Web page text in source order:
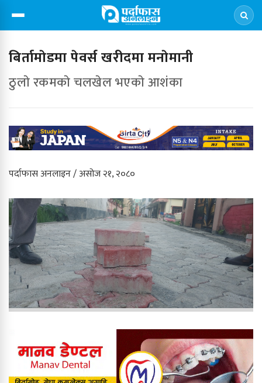
बिर्तामाेडमा पेवर्स खरीदमा मनाेमानी
ठुलाे रकमकाे चलखेल भएकाे आशंका
पर्दाफास अनलाइन / असोज २१, २०८०